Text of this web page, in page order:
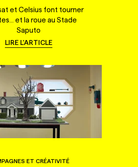
et Celsius font tourner
et la roue au Stade
Saputo
LIRE L'ARTICLE
ET CRÉATIVITÉ